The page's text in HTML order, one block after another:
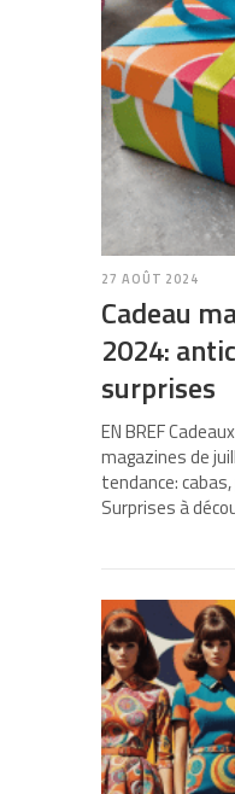
27 AOÛT 2024
Cadeau
2024:
surprises
EN BREF
magazines de
tendance:
Surprises à